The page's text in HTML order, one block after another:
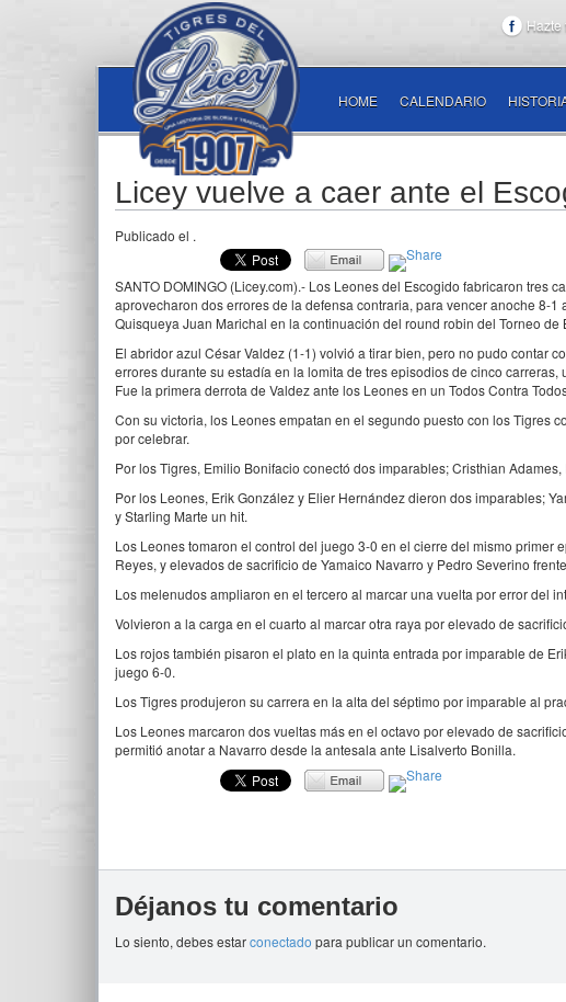
Hazte
HOME CALENDARIO
Licey vuelve a caer ante el
Publicado el .
SANTO DOMINGO (Licey.com).- Los Leones del Escogido fabricaron tres
aprovecharon dos errores de la defensa contraria, para vencer anoche 8-
Quisqueya Juan Marichal en la continuación del round robin del Torneo de
El abridor azul César Valdez (1-1) volvió a tirar bien, pero no pudo contar
errores durante su estadía en la lomita de tres episodios de cinco
Fue la primera derrota de Valdez ante los Leones en un Todos Contra
Con su victoria, los Leones empatan en el segundo puesto con los Tigres
por celebrar.
Por los Tigres, Emilio Bonifacio conectó dos imparables; Cristhian
Por los Leones, Erik González y Elier Hernández dieron dos imparables;
y Starling Marte un hit.
Los Leones tomaron el control del juego 3-0 en el cierre del mismo primer
Reyes, y elevados de sacrificio de Yamaico Navarro y Pedro Severino
Los melenudos ampliaron en el tercero al marcar una vuelta por error del
Volvieron a la carga en el cuarto al marcar otra raya por elevado de
Los rojos también pisaron el plato en la quinta entrada por imparable de
juego 6-0.
Los Tigres produjeron su carrera en la alta del séptimo por imparable al
Los Leones marcaron dos vueltas más en el octavo por elevado de
permitió anotar a Navarro desde la antesala ante Lisalverto Bonilla.
Déjanos tu comentario
Lo siento, debes estarconectado para publicar un comentario.